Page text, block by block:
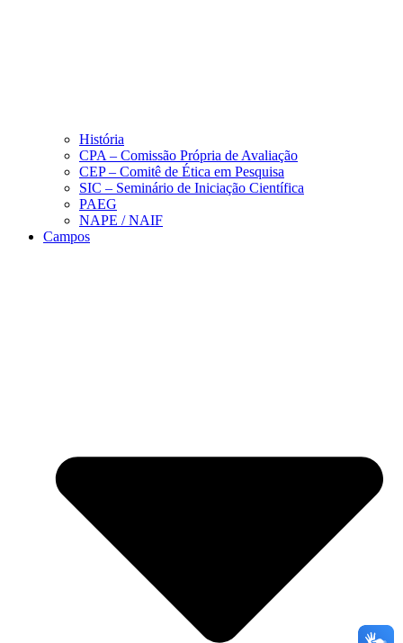
História
CPA – Comissão Própria de Avaliação
CEP – Comitê de Ética em Pesquisa
SIC – Seminário de Iniciação Científica
PAEG
NAPE / NAIF
Campos